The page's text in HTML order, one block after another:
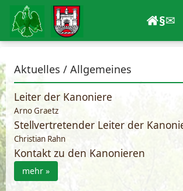
§✉
Aktuelles / Allgemeines
Leiter der Kanoniere
Arno Graetz
Stellvertretender Leiter der
Christian Rahn
Kontakt zu den Kanonieren
mehr »